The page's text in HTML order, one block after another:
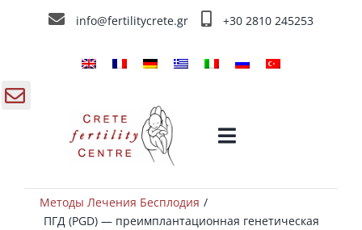
info@fertilitycrete.gr +30 2810 245253
Toggle
ЭКО в Греции
Методы Лечения Бесплодия
ПГД (PGD) — преимплантационная генетическая